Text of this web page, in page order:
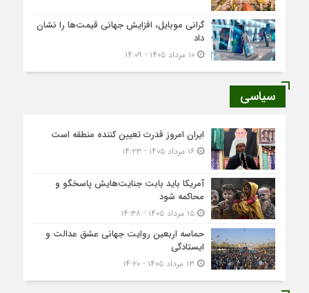
گرانی موبایل، افزایش جهانی قیمت‌ها را نشان
داد
۱۰ مرداد ۱۴۰۵ - ۱۴:۰۹
سیاسی
ایران امروز قدرت تعیین کننده منطقه است
۱۶ مرداد ۱۴۰۵ - ۱۴:۲۳
آمریکا باید بابت جنایت‌هایش پاسخگو و
محاکمه شود
۱۵ مرداد ۱۴۰۵ - ۱۴:۳۸
حماسه اربعین روایت جهانی عشق عدالت و
ایستادگی